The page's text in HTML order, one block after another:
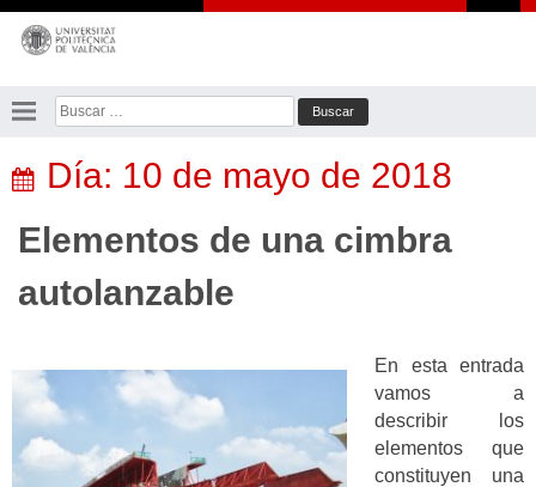
Saltar
contenido
Buscar:
Día: 10 de mayo de 2018
Elementos de una cimbra
autolanzable
En esta entrada
vamos a
describir los
elementos que
constituyen una